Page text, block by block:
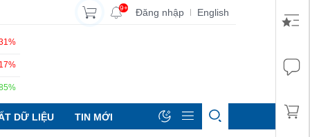
9+ Đăng nhập | English
DỮ LIỆU TIN MỚI